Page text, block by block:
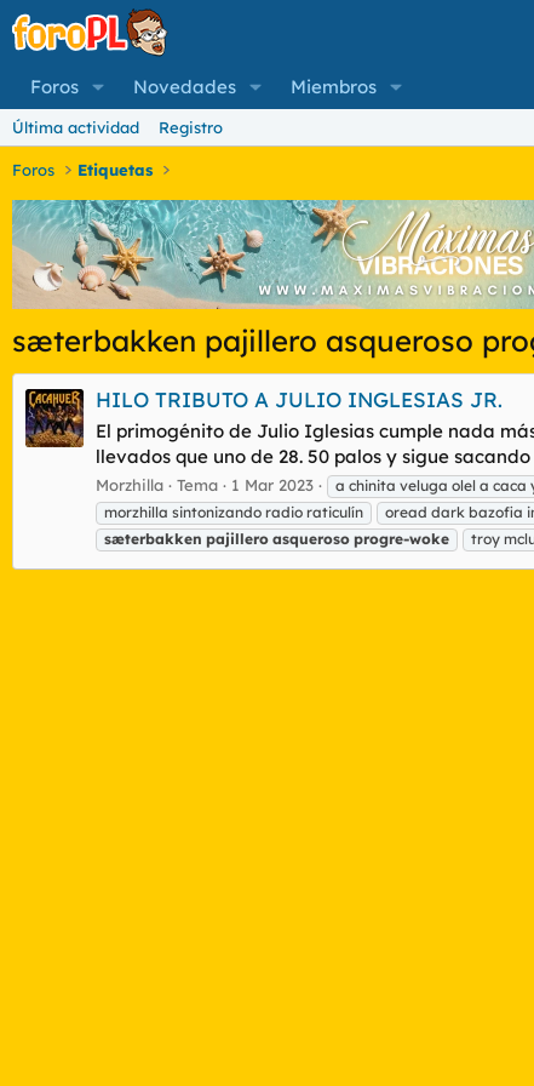
Foros Novedades Miembros
Última actividad Registro
Foros Etiquetas
sæterbakken pajillero asqueroso
HILO TRIBUTO A JULIO INGLESIAS JR.
El primogénito de Julio Iglesias cumple nada
llevados que uno de 28. 50 palos y sigue
Morzhilla Tema 1 Mar 2023 a chinita veluga olel a caca
morzhilla sintonizando radio raticulín
oread dark bazofia
sæterbakken pajillero asqueroso progre-woke troy